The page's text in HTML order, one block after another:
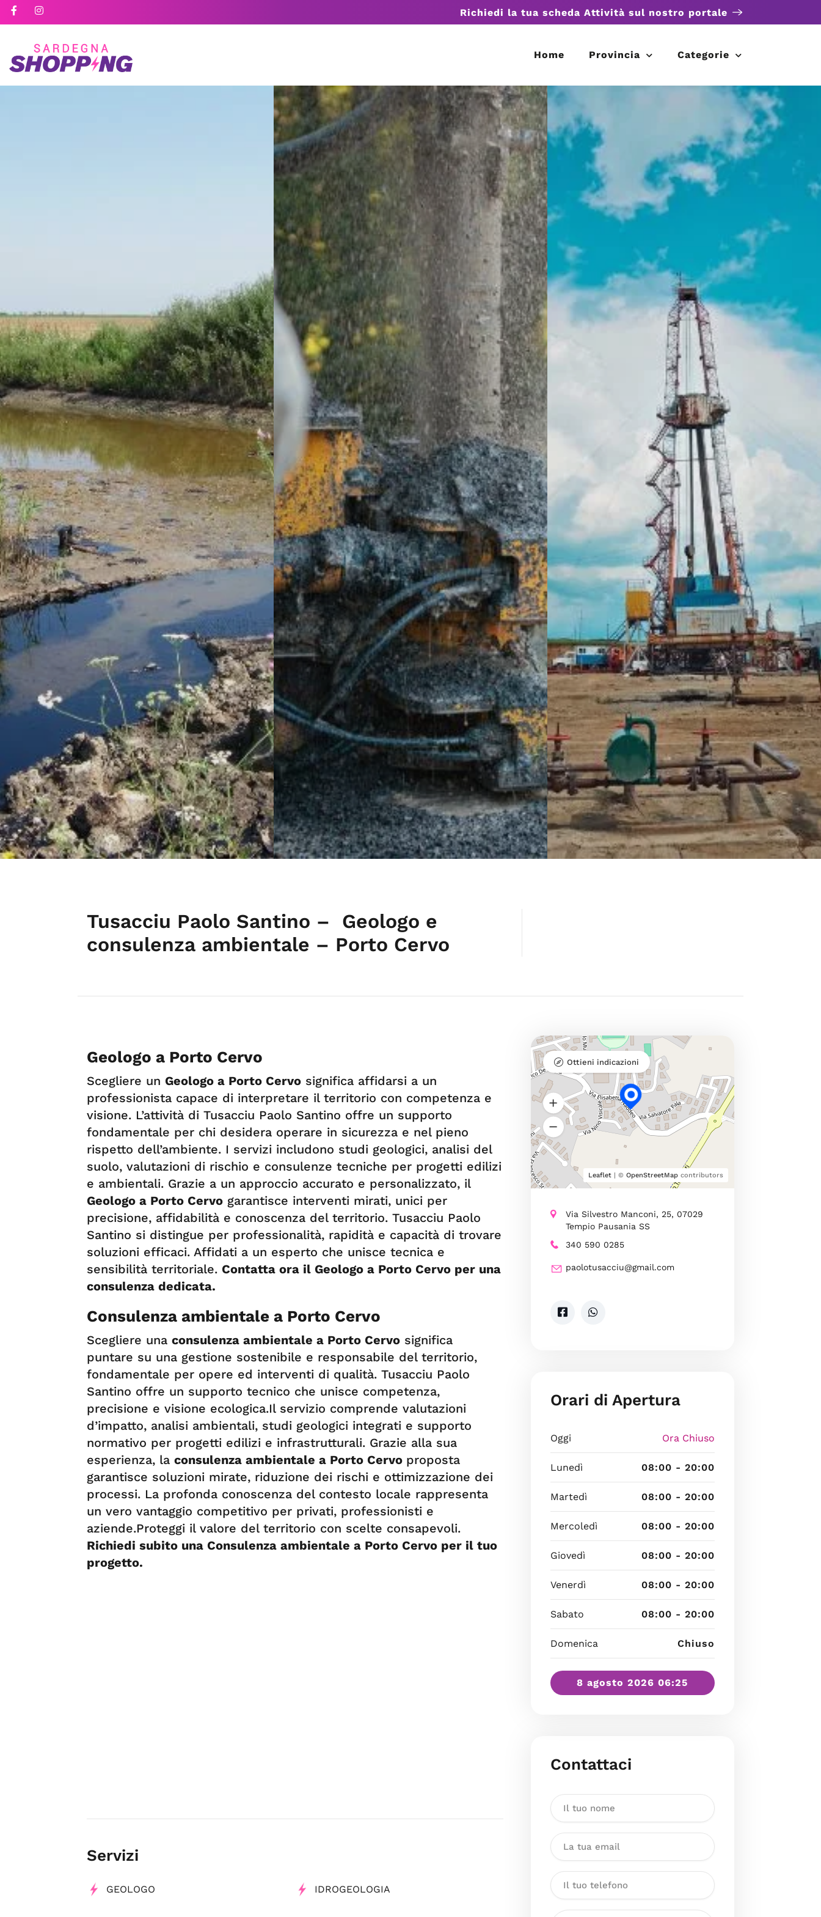
Richiedi la tua scheda Attività sul nostro portale
Home Provincia Categorie
Tusacciu Paolo Santino – Geologo e
consulenza ambientale – Porto Cervo
Geologo a Porto Cervo
Scegliere un Geologo a Porto Cervo significa affidarsi a un
professionista capace di interpretare il territorio con competenza e
visione. L’attività di Tusacciu Paolo Santino offre un supporto
fondamentale per chi desidera operare in sicurezza e nel pieno
rispetto dell’ambiente. I servizi includono studi geologici, analisi del
suolo, valutazioni di rischio e consulenze tecniche per progetti edilizi
e ambientali. Grazie a un approccio accurato e personalizzato, il
Geologo a Porto Cervo garantisce interventi mirati, unici per
precisione, affidabilità e conoscenza del territorio. Tusacciu Paolo
Santino si distingue per professionalità, rapidità e capacità di trovare
soluzioni efficaci. Affidati a un esperto che unisce tecnica e
sensibilità territoriale. Contatta ora il Geologo a Porto Cervo per una
consulenza dedicata.
Consulenza ambientale a Porto Cervo
Scegliere una consulenza ambientale a Porto Cervo significa
puntare su una gestione sostenibile e responsabile del territorio,
fondamentale per opere ed interventi di qualità. Tusacciu Paolo
Santino offre un supporto tecnico che unisce competenza,
precisione e visione ecologica.Il servizio comprende valutazioni
d’impatto, analisi ambientali, studi geologici integrati e supporto
normativo per progetti edilizi e infrastrutturali. Grazie alla sua
esperienza, la consulenza ambientale a Porto Cervo proposta
garantisce soluzioni mirate, riduzione dei rischi e ottimizzazione dei
processi. La profonda conoscenza del contesto locale rappresenta
un vero vantaggio competitivo per privati, professionisti e
aziende.Proteggi il valore del territorio con scelte consapevoli.
Richiedi subito una Consulenza ambientale a Porto Cervo per il tuo
progetto.
Servizi
GEOLOGO IDROGEOLOGIA
Leaflet| © OpenStreetMapcontributors
Ottieni indicazioni
Via Silvestro Manconi, 25, 07029
Tempio Pausania SS
340 590 0285
paolotusacciu@gmail.com
Orari di Apertura
Oggi Ora Chiuso
Lunedì 08:00 - 20:00
Martedì 08:00 - 20:00
Mercoledì 08:00 - 20:00
Giovedì 08:00 - 20:00
Venerdì 08:00 - 20:00
Sabato 08:00 - 20:00
Domenica Chiuso
8 agosto 2026 06:25
Contattaci